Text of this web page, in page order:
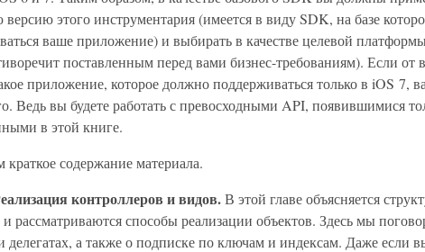
этого инструментария (имеется в виду SDK, на базе
ваше приложение) и выбирать в качестве целевой
поставленным перед вами бизнес-требованиям). Если от
приложение, которое должно поддерживаться только в iOS 7,
Ведь вы будете работать с превосходными API, появившимися
в этой книге.
краткое содержание материала.
контроллеров и видов.В этой главе объясняется
рассматриваются способы реализации объектов. Здесь мы
делегатах, а также о подписке по ключам и индексам. Даже если